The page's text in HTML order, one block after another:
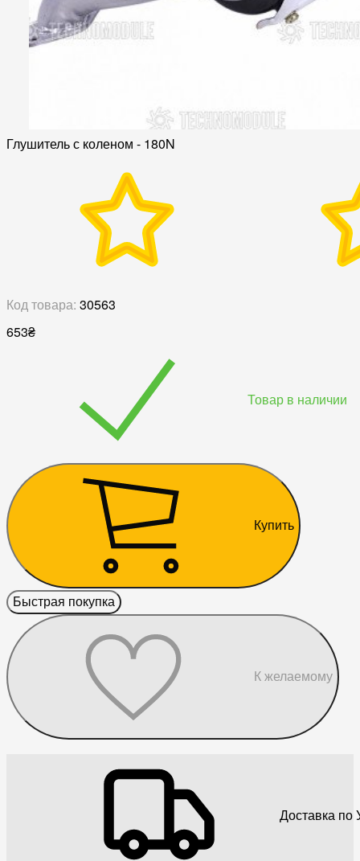
Глушитель с коленом - 180N
Код товара: 30563
653₴
Товар в наличии
Купить
Быстрая покупка
К желаемому
Доставка по